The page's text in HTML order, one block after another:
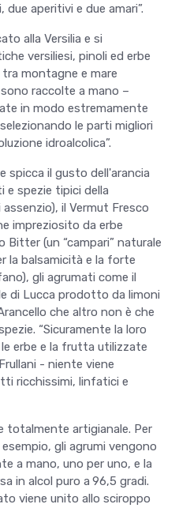
aperitivi e due amari”.
alla Versilia e si
versiliesi, pinoli ed erbe
tra montagne e mare
raccolte a mano –
in modo estremamente
le parti migliori
idroalcolica”.
spicca il gusto dell'arancia
spezie tipici della
il Vermut Fresco
impreziosito da erbe
Bitter (un “campari” naturale
la balsamicità e la forte
gli agrumati come il
di Lucca prodotto da limoni
che altro non è che
“Sicuramente la loro
erbe e la frutta utilizzate
- niente viene
ricchissimi, linfatici e
totalmente artigianale. Per
gli agrumi vengono
a mano, uno per uno, e la
in alcol puro a 96,5 gradi.
viene unito allo sciroppo